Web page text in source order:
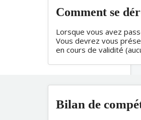
Comment se
Lorsque vous avez
Vous devrez vous
en cours de validité
Bilan de